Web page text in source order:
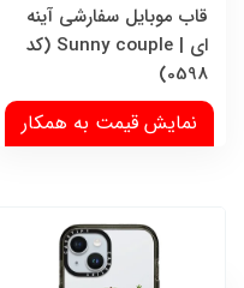
قاب موبایل سفارشی آینه
ای | Sunny couple (کد
0598)
نمایش قیمت به همکار